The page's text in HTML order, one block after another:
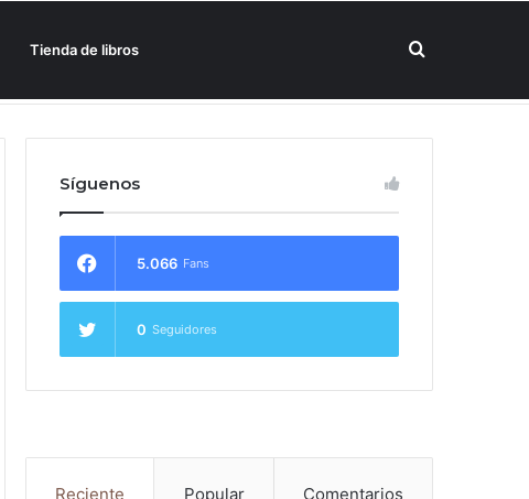
Tienda de libros Buscar
Síguenos
5.066 Fans
0 Seguidores
Reciente Popular Comentarios